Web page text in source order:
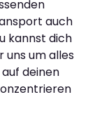
auch
kannst dich
uns um alles
deinen